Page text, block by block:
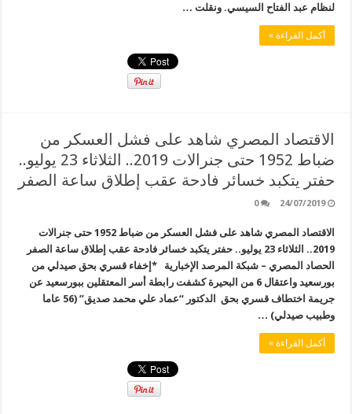
لنظام عبد الفتاح السيسي. ونقلت …
أكمل القراءة »
الاقتصاد المصري شاهد على فشل العسكر من
ضباط 1952 حتى جنرالات 2019.. الثلاثاء 23 يوليو..
حفتر يتكبد خسائر فادحة عقب إطلاق ساعة الصفر
24/07/2019
0
الاقتصاد المصري شاهد على فشل العسكر من ضباط 1952 حتى جنرالات
2019.. الثلاثاء 23 يوليو.. حفتر يتكبد خسائر فادحة عقب إطلاق ساعة الصفر
الحصاد المصري – شبكة المرصد الإخبارية *إخفاء قسري بحق صيدلي من
بورسعيد واعتقال 6 من البحيرة كشفت رابطة أسر المعتقلين ببورسعيد عن
جريمة اختطاف قسري بحق الدكتور “عماد علي محمد صديق” (56 عاما
وطبيب صيدلي) …
أكمل القراءة »